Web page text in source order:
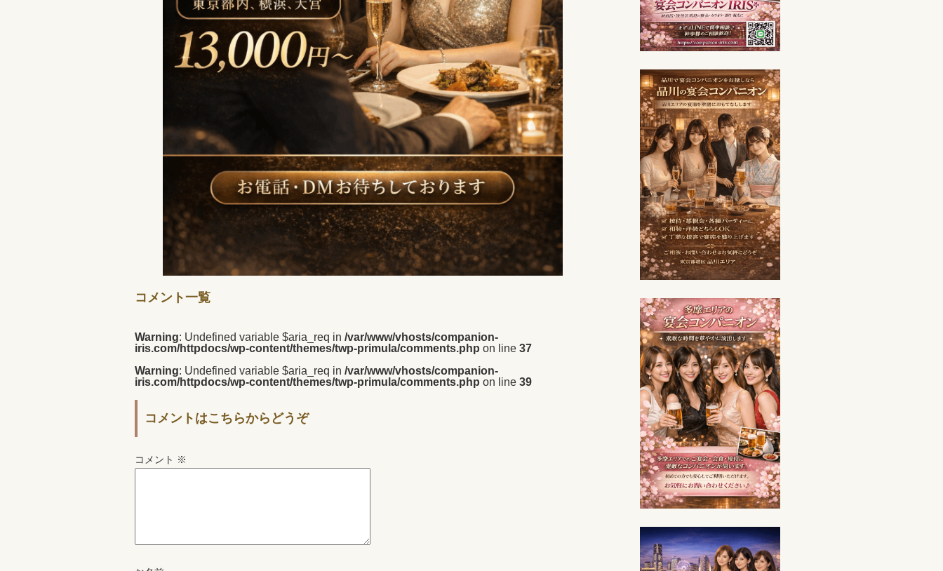
コメント一覧
Warning: Undefined variable $aria_req in /var/www/vhosts/companion-
iris.com/httpdocs/wp-content/themes/twp-primula/comments.php on line 37
Warning: Undefined variable $aria_req in /var/www/vhosts/companion-
iris.com/httpdocs/wp-content/themes/twp-primula/comments.php on line 39
コメントはこちらからどうぞ
コメント ※